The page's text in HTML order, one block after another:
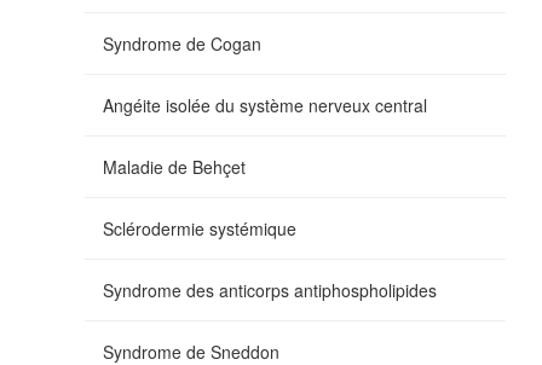
Syndrome de Cogan
Angéite isolée du système nerveux central
Maladie de Behçet
Sclérodermie systémique
Syndrome des anticorps antiphospholipides
Syndrome de Sneddon